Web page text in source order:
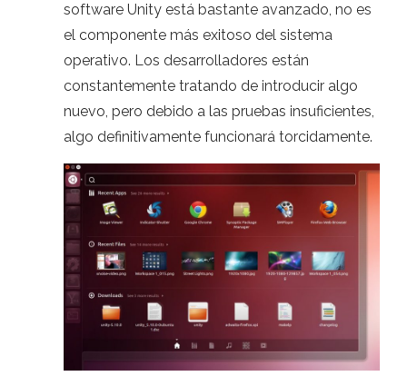
software Unity está bastante avanzado, no es
el componente más exitoso del sistema
operativo. Los desarrolladores están
constantemente tratando de introducir algo
nuevo, pero debido a las pruebas insuficientes,
algo definitivamente funcionará torcidamente.